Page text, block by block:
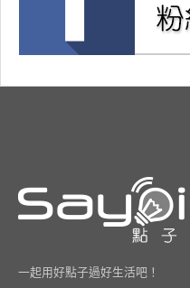
一起用好點子過好生活吧！